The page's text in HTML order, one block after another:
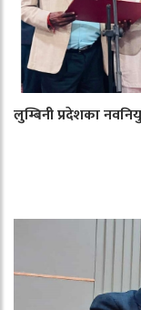
लुम्बिनी प्रदेशका